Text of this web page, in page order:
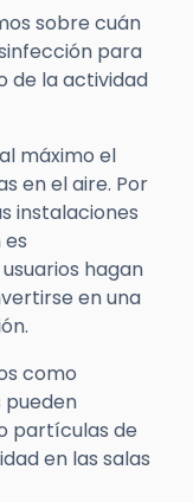
sobre cuán
para
de la actividad
máximo el
en el aire. Por
instalaciones
hagan
en una
como
pueden
partículas de
en las salas